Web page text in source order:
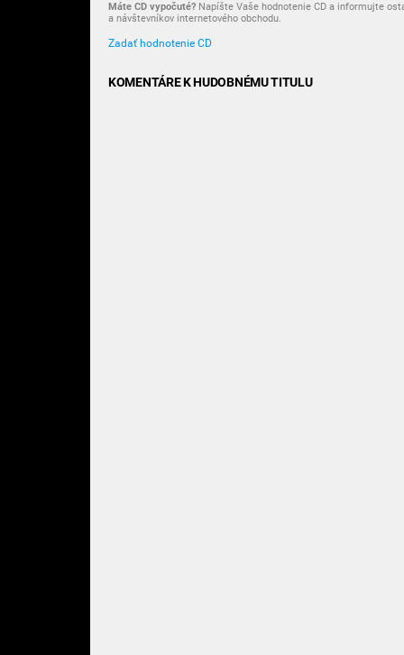
Máte CD vypočuté? Napíšte Vaše hodnotenie CD a informujte
a návštevníkov internetového obchodu.
Zadať hodnotenie CD
KOMENTÁRE K HUDOBNÉMU TITULU